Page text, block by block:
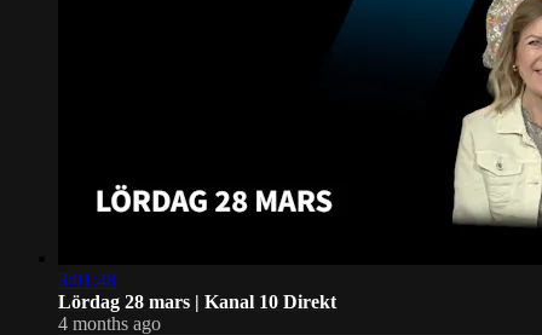
3:01:48
Lördag 28 mars | Kanal 10 Direkt
4 months ago